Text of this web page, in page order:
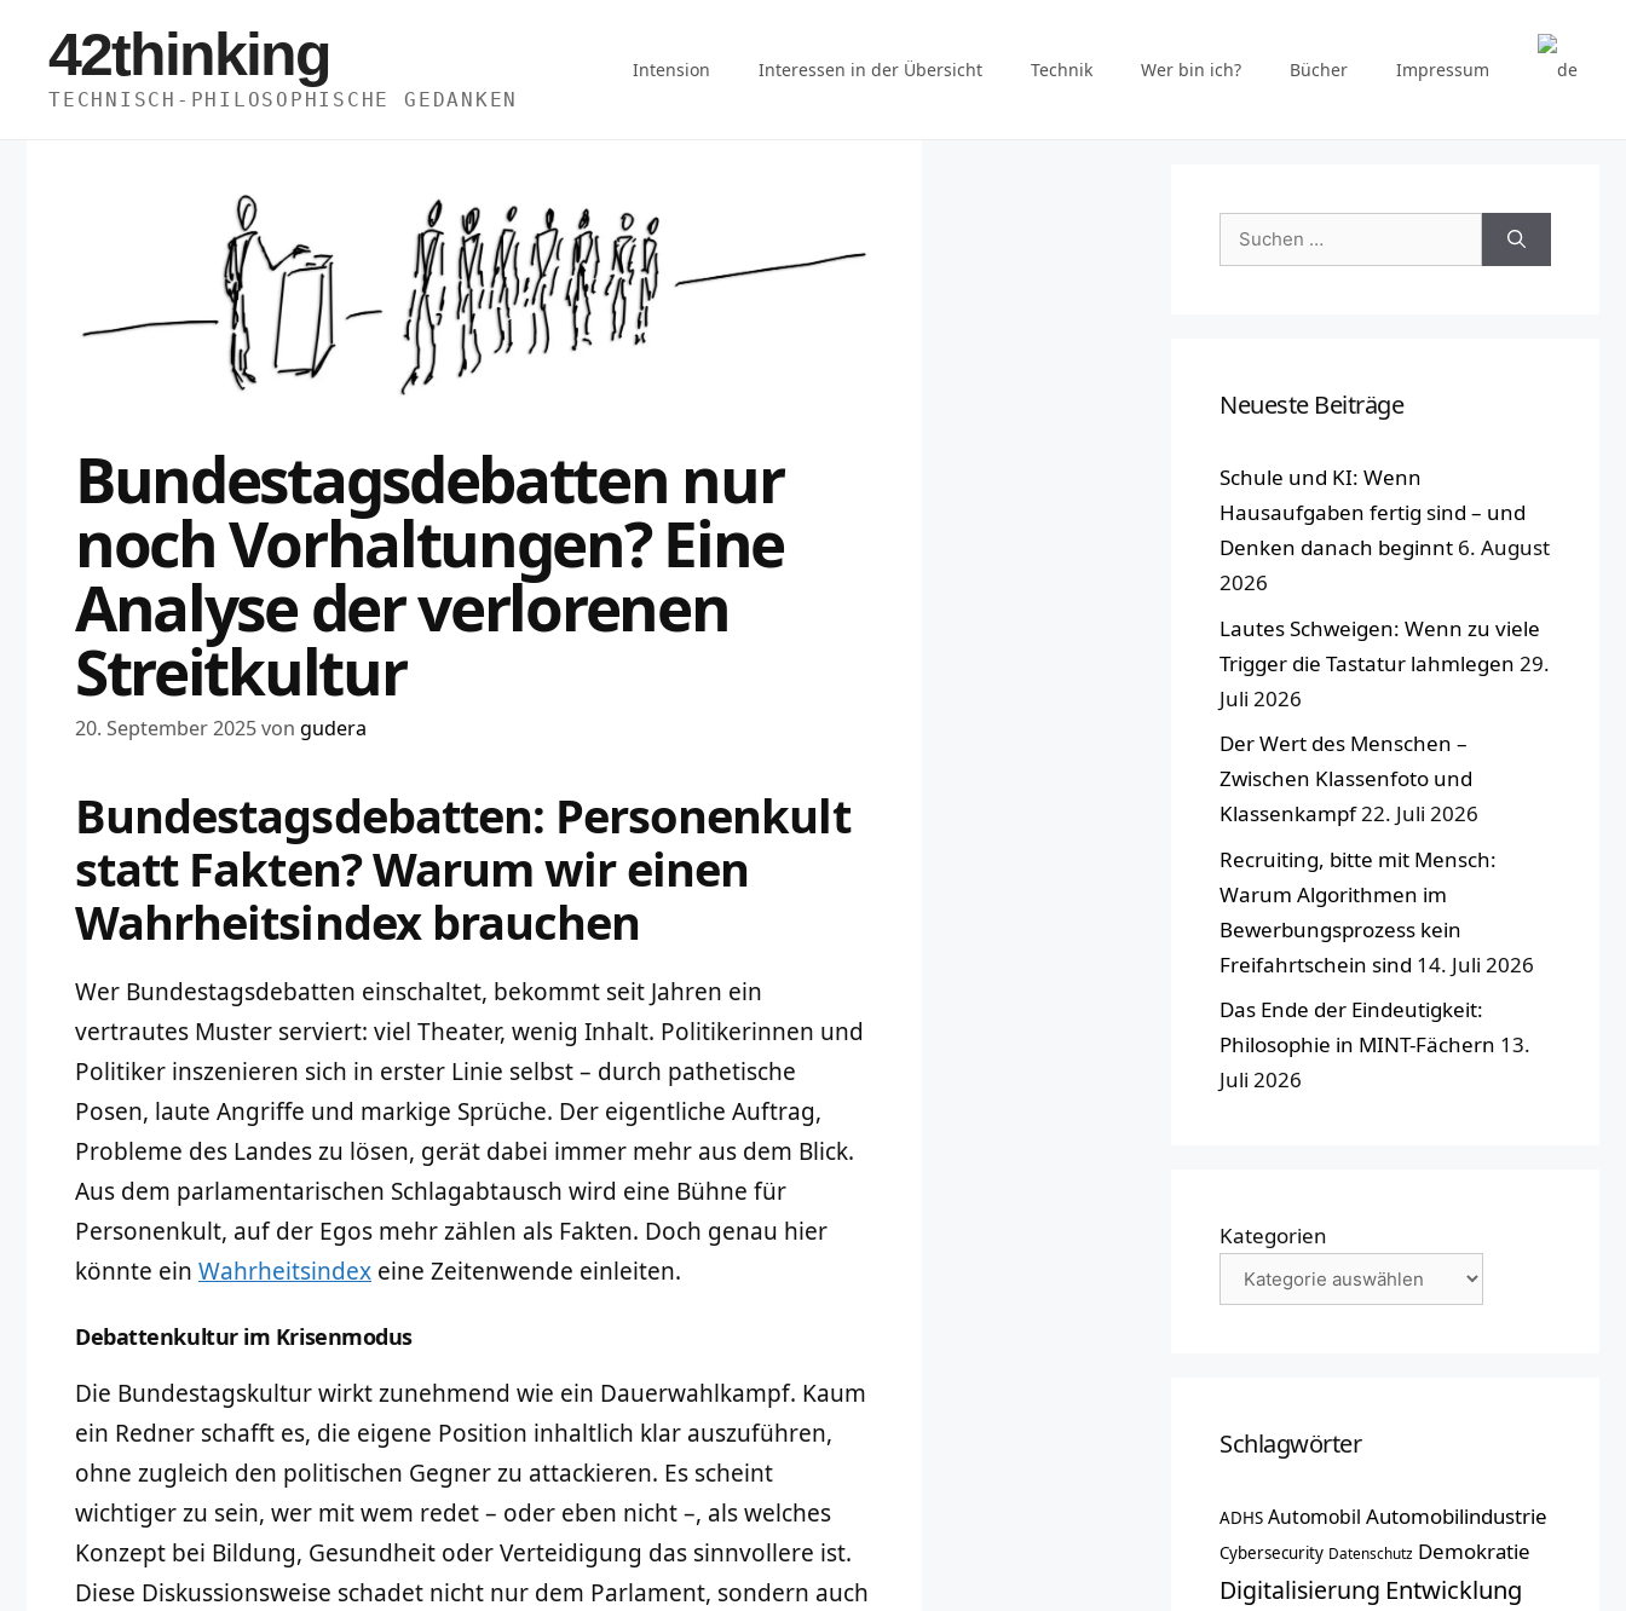
Inhalt
springen
42thinking
TECHNISCH-PHILOSOPHISCHE GEDANKEN
Intension Interessen in der Übersicht Technik Wer bin ich? Bücher Impressum
Bundestagsdebatten nur
noch Vorhaltungen? Eine
Analyse der verlorenen
Streitkultur
20. September 2025von gudera
Bundestagsdebatten: Personenkult
statt Fakten? Warum wir einen
Wahrheitsindex brauchen
Wer Bundestagsdebatten einschaltet, bekommt seit Jahren ein
vertrautes Muster serviert: viel Theater, wenig Inhalt. Politikerinnen und
Politiker inszenieren sich in erster Linie selbst – durch pathetische
Posen, laute Angriffe und markige Sprüche. Der eigentliche Auftrag,
Probleme des Landes zu lösen, gerät dabei immer mehr aus dem Blick.
Aus dem parlamentarischen Schlagabtausch wird eine Bühne für
Personenkult, auf der Egos mehr zählen als Fakten. Doch genau hier
könnte ein Wahrheitsindex eine Zeitenwende einleiten.
Debattenkultur im Krisenmodus
Die Bundestagskultur wirkt zunehmend wie ein Dauerwahlkampf. Kaum
ein Redner schafft es, die eigene Position inhaltlich klar auszuführen,
ohne zugleich den politischen Gegner zu attackieren. Es scheint
wichtiger zu sein, wer mit wem redet – oder eben nicht –, als welches
Konzept bei Bildung, Gesundheit oder Verteidigung das sinnvollere ist.
Diese Diskussionsweise schadet nicht nur dem Parlament, sondern auch
Suchen
nach:
Neueste Beiträge
Schule und KI: Wenn
Hausaufgaben fertig sind – und
Denken danach beginnt 6. August
2026
Lautes Schweigen: Wenn zu viele
Trigger die Tastatur lahmlegen 29.
Juli 2026
Der Wert des Menschen –
Zwischen Klassenfoto und
Klassenkampf22. Juli 2026
Recruiting, bitte mit Mensch:
Warum Algorithmen im
Bewerbungsprozess kein
Freifahrtschein sind 14. Juli 2026
Das Ende der Eindeutigkeit:
Philosophie in MINT-Fächern 13.
Juli 2026
Kategorien
Schlagwörter
ADHS Automobil Automobilindustrie
Cybersecurity Datenschutz Demokratie
Digitalisierung Entwicklung